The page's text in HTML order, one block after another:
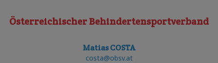
Österreichischer Behindertensportverband
Matias COSTA
costa@obsv.at